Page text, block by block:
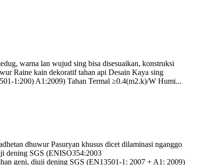
warna lan wujud sing bisa disesuaikan, konstruksi
Raine kain dekoratif tahan api Desain Kaya sing
1:200) A1:2009) Tahan Termal ≥0.4(m2.k)/W Humi...
dhuwur Pasuryan khusus dicet dilaminasi nganggo
dening SGS (ENISO354:2003
geni, diuji dening SGS (EN13501-1: 2007 + A1: 2009)